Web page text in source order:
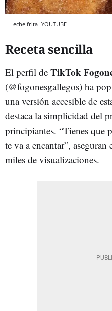
Leche frita YOUTUBE
Receta sencilla
El perfil de TikTok
(@fogonesgallegos) ha
una versión accesible de
destaca la simplicidad del
principiantes. “Tienes que
te va a encantar”,
miles de visualizaciones.